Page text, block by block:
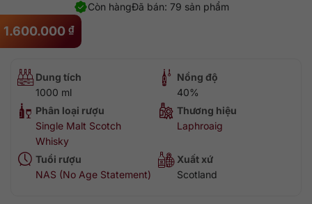
1.600.000 ₫
Đã bán: 79 sản phẩm
Còn hàng
Dung tích
1000 ml
Nồng độ
40%
Phân loại rượu
Single Malt Scotch
Whisky
Thương hiệu
Laphroaig
Tuổi rượu
NAS (No Age Statement)
Xuất xứ
Scotland